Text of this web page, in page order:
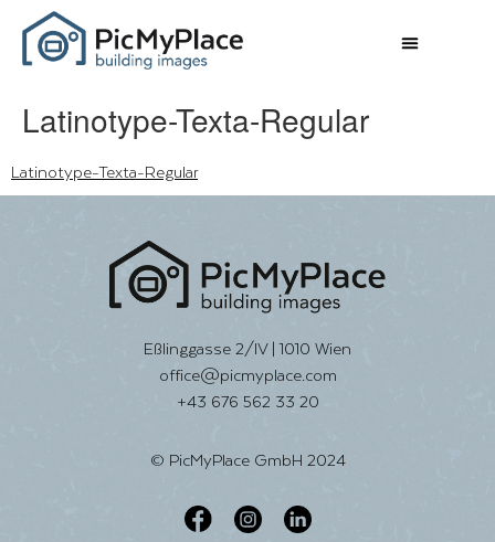
Latinotype-Texta-Regular
Latinotype-Texta-Regular
Eßlinggasse 2/IV | 1010 Wien
office@picmyplace.com
+43 676 562 33 20
© PicMyPlace GmbH 2024